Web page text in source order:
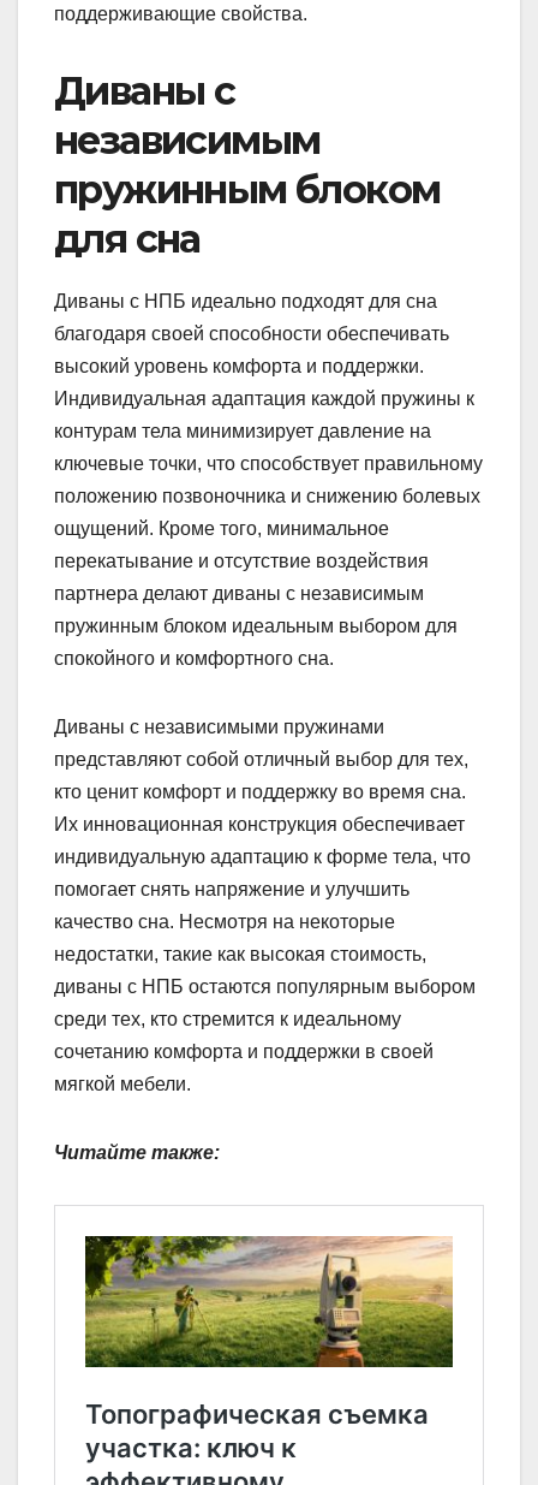
поддерживающие свойства.
Диваны с
независимым
пружинным блоком
для сна
Диваны с НПБ идеально подходят для сна
благодаря своей способности обеспечивать
высокий уровень комфорта и поддержки.
Индивидуальная адаптация каждой пружины к
контурам тела минимизирует давление на
ключевые точки, что способствует правильному
положению позвоночника и снижению болевых
ощущений. Кроме того, минимальное
перекатывание и отсутствие воздействия
партнера делают диваны с независимым
пружинным блоком идеальным выбором для
спокойного и комфортного сна.
Диваны с независимыми пружинами
представляют собой отличный выбор для тех,
кто ценит комфорт и поддержку во время сна.
Их инновационная конструкция обеспечивает
индивидуальную адаптацию к форме тела, что
помогает снять напряжение и улучшить
качество сна. Несмотря на некоторые
недостатки, такие как высокая стоимость,
диваны с НПБ остаются популярным выбором
среди тех, кто стремится к идеальному
сочетанию комфорта и поддержки в своей
мягкой мебели.
Читайте также: